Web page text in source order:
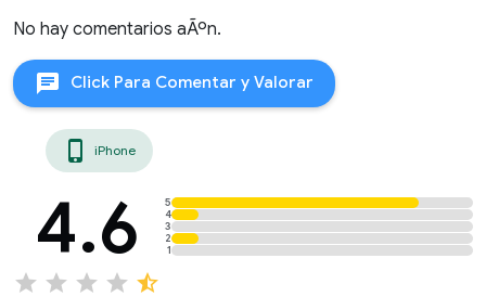
No hay comentarios aÃºn.
chat Click Para Comentar y Valorar
phone_iphone iPhone
4.6
star star star star star_half
5
4
3
2
1